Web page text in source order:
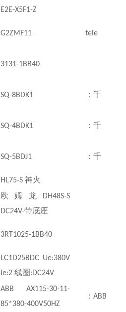
E2E-X5F1-Z
G2ZMF11 tele
3131-1BB40
SQ-8BDK1 ：千
SQ-4BDK1 ：千
SQ-5BDJ1 ：千
HL75-S 神火
欧姆龙
DH48S-S
DC24V-带底座
3RT1025-1BB40
LC1D25BDC Ue:380V
Ie:2 线圈:DC24V
ABB AX115-30-11-
85*380-400V50HZ
： ABB